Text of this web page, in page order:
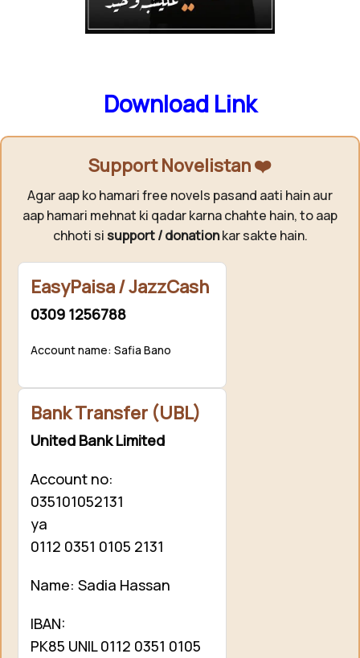
Download Link
Support Novelistan ❤️
Agar aap ko hamari free novels pasand aati hain aur
aap hamari mehnat ki qadar karna chahte hain, to aap
chhoti si support / donationkar sakte hain.
EasyPaisa / JazzCash
0309 1256788
Account name: Safia Bano
Bank Transfer (UBL)
United Bank Limited
Account no:
035101052131
ya
0112 0351 0105 2131
Name: Sadia Hassan
IBAN:
PK85 UNIL 0112 0351 0105